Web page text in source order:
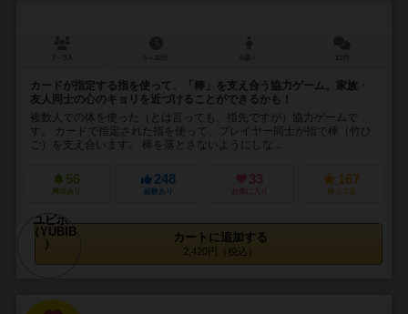
カードが指定する指を使って、「棒」を支え合う協力ゲーム。家族・
友人同士の心のキョリを近づけることができるかも！
複数人での体を使った（とは言っても、指先ですが）協力ゲームで
す。 カードで指定された指を使って、プレイヤー同士が指で棒（竹ひ
ご）を支え合います。 棒を落とさないようにしな...
56
興味あり
248
経験あり
33
お気に入り
167
持ってる
カートに追加する
2,420円（税込）